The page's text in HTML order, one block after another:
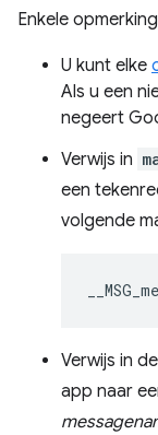
Enkele
U kunt elke
Als u een
negeert
Verwijs in
een
volgende
Verwijs in
app naar